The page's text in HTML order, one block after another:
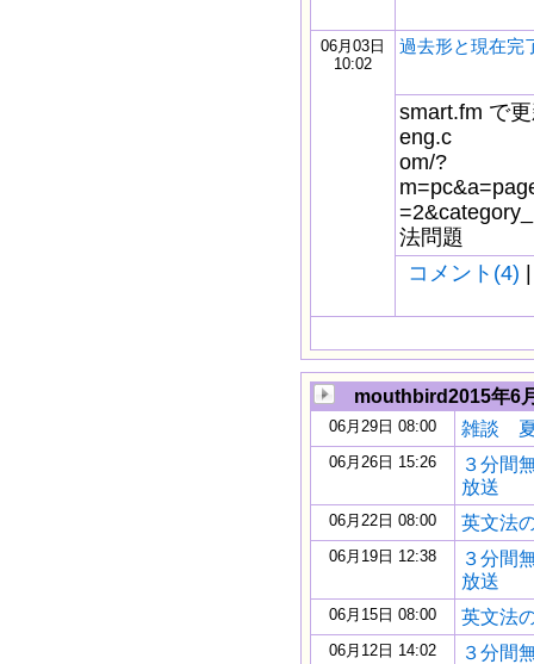
06月03日
10:02
過去形と現在完
smart.fm で
eng.c
om/?
法問題
コメント(4)
mouthbird2015年6
06月29日 08:00 雑談 夏
06月26日 15:26
３分間
放送
06月22日 08:00 英文法
06月19日 12:38
３分間
放送
06月15日 08:00 英文法
06月12日 14:02
３分間